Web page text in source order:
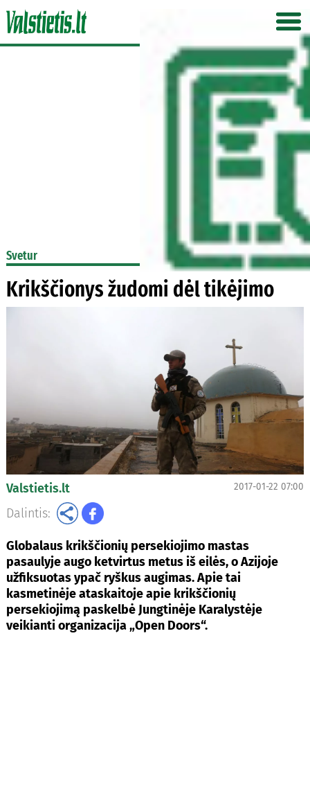
Svetur
Krikščionys žudomi dėl tikėjimo
Valstietis.lt 2017-01-22 07:00
Dalintis:
Globalaus krikščionių persekiojimo mastas
pasaulyje augo ketvirtus metus iš eilės, o Azijoje
užfiksuotas ypač ryškus augimas. Apie tai
kasmetinėje ataskaitoje apie krikščionių
persekiojimą paskelbė Jungtinėje Karalystėje
veikianti organizacija „Open Doors“.